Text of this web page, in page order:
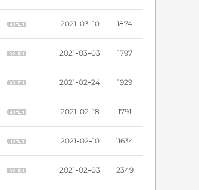
2021-03-10 1874
2021-03-03 1797
2021-02-24 1929
2021-02-18 1791
2021-02-10 11634
2021-02-03 2349